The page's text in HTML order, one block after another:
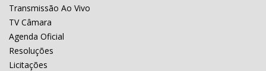
Transmissão Ao Vivo
TV Câmara
Agenda Oficial
Resoluções
Licitações